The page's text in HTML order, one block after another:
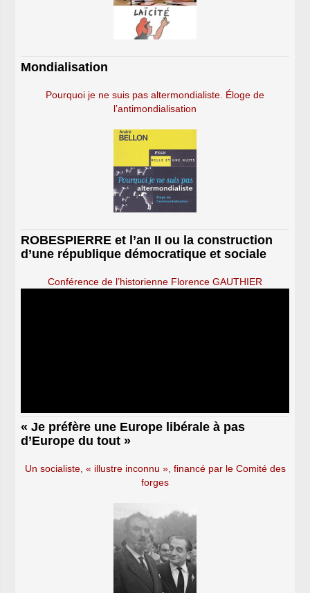
Mondialisation
Pourquoi je ne suis pas altermondialiste. Éloge de
l’antimondialisation
ROBESPIERRE et l’an II ou la construction
d’une république démocratique et sociale
Conférence de l’historienne Florence GAUTHIER
« Je préfère une Europe libérale à pas
d’Europe du tout »
Un socialiste, « illustre inconnu », financé par le Comité des
forges